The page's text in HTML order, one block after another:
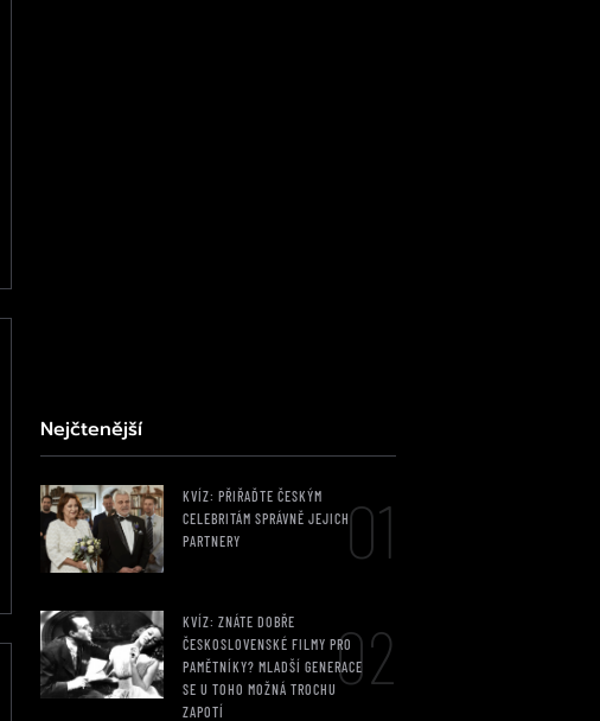
Nejčtenější
KVÍZ: PŘIŘAĎTE ČESKÝM
CELEBRITÁM SPRÁVNĚ JEJICH
PARTNERY
01
KVÍZ: ZNÁTE DOBŘE
ČESKOSLOVENSKÉ FILMY PRO
PAMĚTNÍKY? MLADŠÍ GENERACE
SE U TOHO MOŽNÁ TROCHU
ZAPOTÍ
02